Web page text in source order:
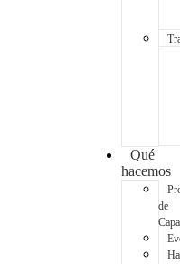
Qué
hacemos
de